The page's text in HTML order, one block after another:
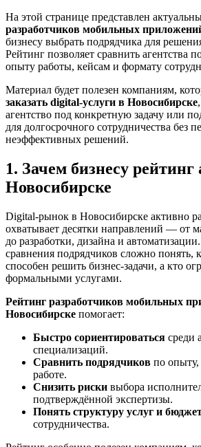
На этой странице представлен
разработчиков мобильных
бизнесу выбрать подрядчика для
Рейтинг позволяет сравнить агентства
опыту работы, кейсам и формату
Материал будет полезен компаниям,
заказать digital-услуги в Новосибирске
агентство под конкретную задачу или
для долгосрочного сотрудничества без
неэффективных решений.
1. Зачем бизнесу рейтинг
Новосибирске
Digital-рынок в Новосибирске активно
охватывает десятки направлений — от
до разработки, дизайна и
сравнения подрядчиков сложно понять,
способен решить бизнес-задачи, а кто
формальными услугами.
Рейтинг разработчиков мобильных
Новосибирске помогает:
Быстро сориентироваться среди
специализаций.
Сравнить подрядчиков по опыту,
работе.
Снизить риски выбора
подтверждённой экспертизы.
Понять структуру услуг и
сотрудничества.